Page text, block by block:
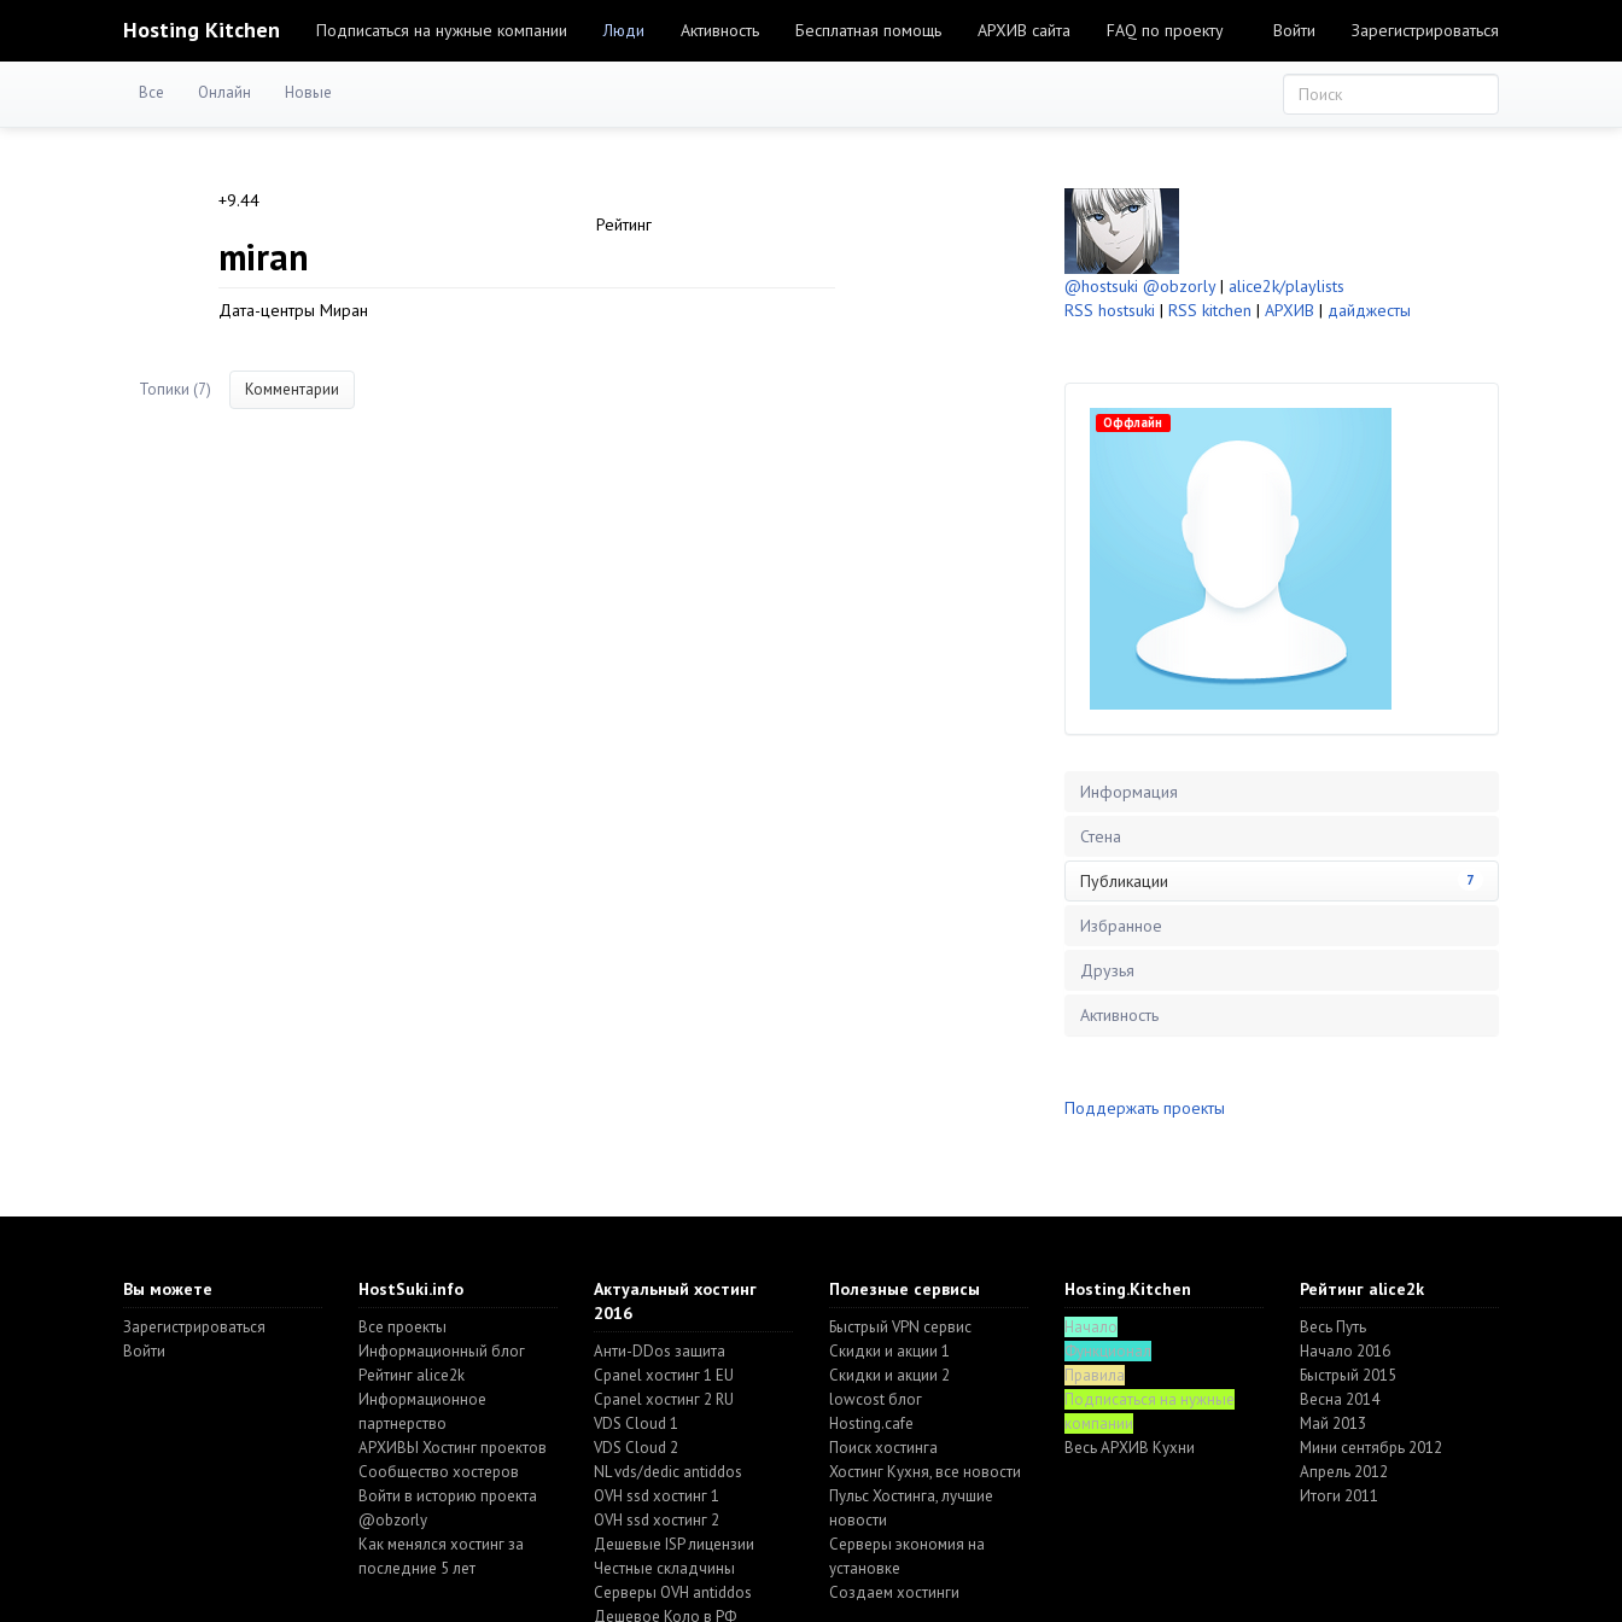
Hosting Kitchen Подписаться на нужные компании Люди Активность Бесплатная помощь АРХИВ сайта FAQ по проекту Войти Зарегистрироваться
Все Онлайн Новые
+9.44
Рейтинг
miran
Дата-центры Миран
Топики (7) Комментарии
@hostsuki @obzorly| alice2k/playlists
RSS hostsuki | RSS kitchen | АРХИВ | дайджесты
Оффлайн
Информация
Стена
Публикации 7
Избранное
Друзья
Активность
Поддержать проекты
Вы можете
Зарегистрироваться
Войти
HostSuki.info
Все проекты
Информационный блог
Рейтинг alice2k
Информационное
партнерство
АРХИВЫ Хостинг проектов
Cообщество хостеров
Войти в историю проекта
@obzorly
Как менялся хостинг за
последние 5 лет
Актуальный хостинг
2016
Анти-DDos защита
Cpanel хостинг 1 EU
Cpanel хостинг 2 RU
VDS Cloud 1
VDS Cloud 2
NL vds/dedic antiddos
OVH ssd хостинг 1
OVH ssd хостинг 2
Дешевые ISP лицензии
Честные складчины
Серверы OVH antiddos
Дешевое Коло в РФ
Полезные сервисы
Быстрый VPN сервис
Скидки и акции 1
Скидки и акции 2
lowcost блог
Hosting.cafe
Поиск хостинга
Хостинг Кухня, все новости
Пульс Хостинга, лучшие
новости
Серверы экономия на
установке
Создаем хостинги
Hosting.Kitchen
Начало
Функционал
Правила
Подписаться на нужные
компании
Весь АРХИВ Кухни
Рейтинг alice2k
Весь Путь
Начало 2016
Быстрый 2015
Весна 2014
Май 2013
Мини сентябрь 2012
Апрель 2012
Итоги 2011